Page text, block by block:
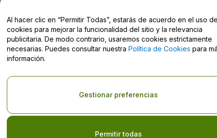
Condiciones
, de la Política de Privacidad , de la
Política de Cookies
y de la Política de Privacidad para Móviles
No compartir mi información personal/Tus opciones de privacidad
Al hacer clic en “Permitir Todas”, estarás de acuerdo en el uso
cookies para mejorar la funcionalidad del sitio y la relevancia
publicitaria. De modo contrario, usaremos cookies estrictamente
necesarias. Puedes consultar nuestra Política de Cookies para
información.
Permitir todas
Gestionar preferencias